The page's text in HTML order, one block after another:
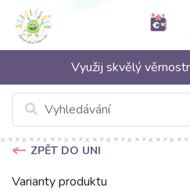
Využij skvělý
ZPĚT DO UNI
Varianty produktu